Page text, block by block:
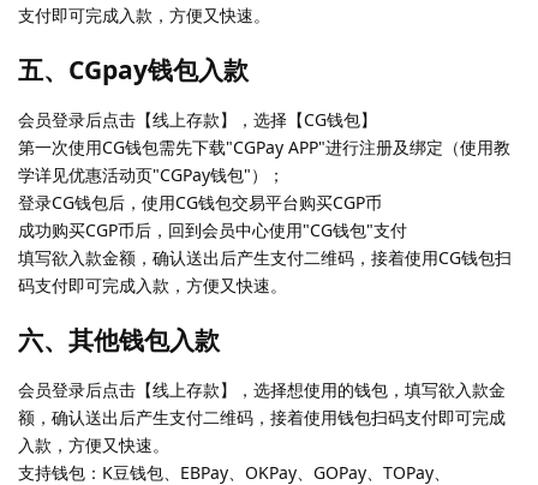
支付即可完成入款，方便又快速。
五、CGpay钱包入款
会员登录后点击【线上存款】，选择【CG钱包】
第一次使用CG钱包需先下载"CGPay APP"进行注册及绑定（使用教
学详见优惠活动页"CGPay钱包"）；
登录CG钱包后，使用CG钱包交易平台购买CGP币
成功购买CGP币后，回到会员中心使用"CG钱包"支付
填写欲入款金额，确认送出后产生支付二维码，接着使用CG钱包扫
码支付即可完成入款，方便又快速。
六、其他钱包入款
会员登录后点击【线上存款】，选择想使用的钱包，填写欲入款金
额，确认送出后产生支付二维码，接着使用钱包扫码支付即可完成
入款，方便又快速。
支持钱包：K豆钱包、EBPay、OKPay、GOPay、TOPay、